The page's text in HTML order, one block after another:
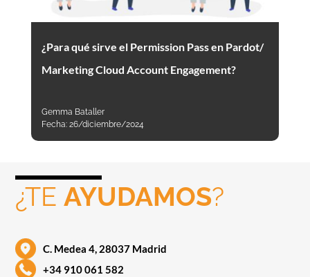
¿Para qué sirve el Permission Pass en Pardot/
Marketing Cloud Account Engagement?
Gemma Bataller
Fecha: 26/diciembre/2024
¿TEAYUDAMOS?
C. Medea 4, 28037 Madrid
+34 910 061 582